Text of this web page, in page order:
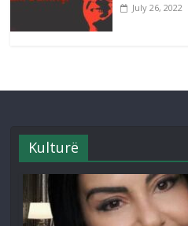
July 26, 2022
Kulturë